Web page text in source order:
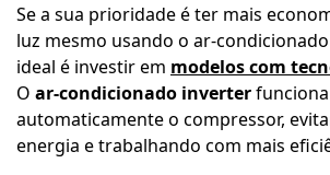
Se a sua prioridade é ter mais
luz mesmo usando o ar-
ideal é investir em modelos com
O ar-condicionado inverter
automaticamente o compressor,
energia e trabalhando com mais